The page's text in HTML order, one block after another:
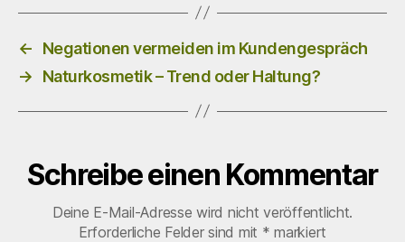
←
Negationen vermeiden im Kundengespräch
→
Naturkosmetik – Trend oder Haltung?
Schreibe einen Kommentar
Deine E-Mail-Adresse wird nicht veröffentlicht.
Erforderliche Felder sind mit * markiert